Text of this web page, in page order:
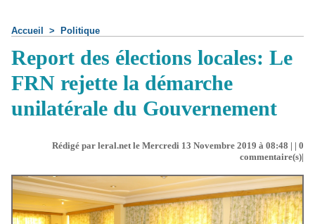
Accueil > Politique
Report des élections locales: Le
FRN rejette la démarche
unilatérale du Gouvernement
Rédigé par leral.net le Mercredi 13 Novembre 2019 à 08:48 | | 0
commentaire(s)|